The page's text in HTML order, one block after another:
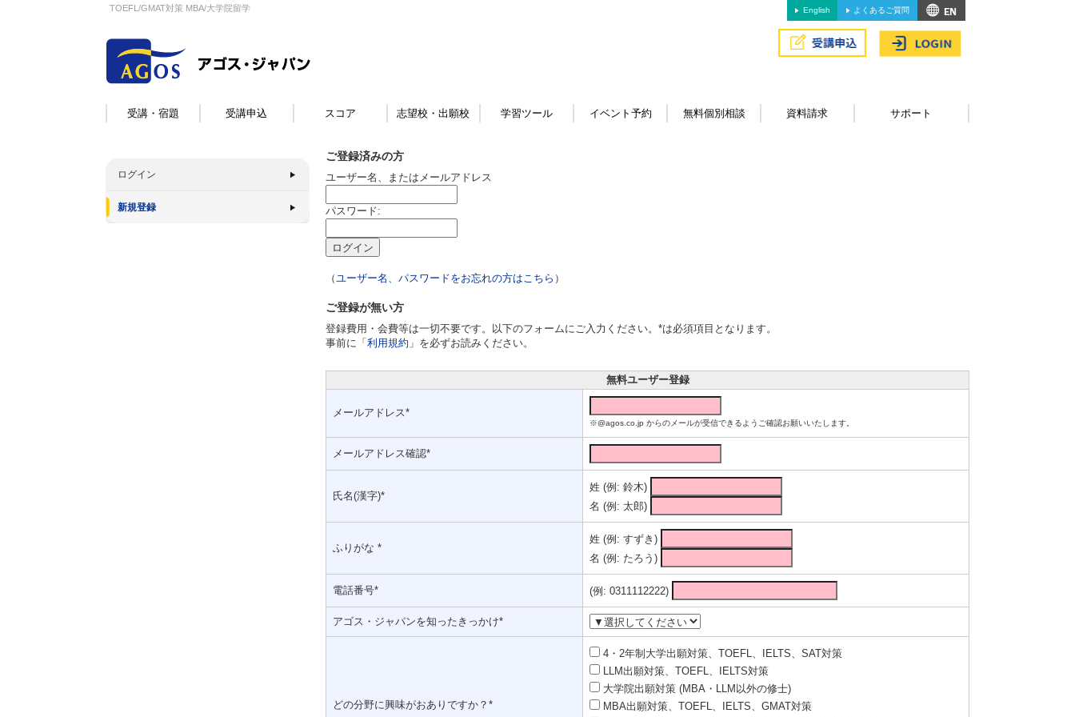
TOEFL/GMAT対策 MBA/大学院留学 English よくあるご質問
受講・宿題 受講申込 スコア 志望校・出願校 学習ツール イベント予約 無料個別相談 資料請求 サポート
ログイン
新規登録
ご登録済みの方
ユーザー名、またはメールアドレス
パスワード:
（ユーザー名、パスワードをお忘れの方はこちら ）
ご登録が無い方
登録費用・会費等は一切不要です。以下のフォームにご入力ください。*は必須項目となります。
事前に「 利用規約 」を必ずお読みください。
無料ユーザー登録
メールアドレス*
※@agos.co.jp からのメールが受信できるようご確認お願いいたします。
メールアドレス確認*
氏名(漢字)*
姓 (例: 鈴木)
名 (例: 太郎)
ふりがな *
姓 (例: すずき)
名 (例: たろう)
電話番号* (例: 0311112222)
アゴス・ジャパンを知ったきっかけ*
どの分野に興味がおありですか？*
4・2年制大学出願対策、TOEFL、IELTS、SAT対策
LLM出願対策、TOEFL、IELTS対策
大学院出願対策 (MBA・LLM以外の修士)
MBA出願対策、TOEFL、IELTS、GMAT対策